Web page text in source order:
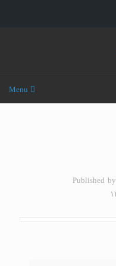
Menu
Published by